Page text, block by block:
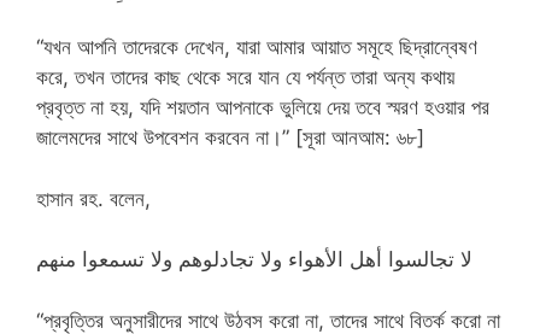
“যখন আপনি তাদেরকে দেখেন, যারা আমার আয়াত সমূহে ছিদ্রান্বেষণ
করে, তখন তাদের কাছ থেকে সরে যান যে পর্যন্ত তারা অন্য কথায়
প্রবৃত্ত না হয়, যদি শয়তান আপনাকে ভুলিয়ে দেয় তবে স্মরণ হওয়ার পর
জালেমদের সাথে উপবেশন করবেন না।” [সূরা আনআম: ৬৮]
হাসান রহ. বলেন,
لا تجالسوا أهل الأهواء ولا تجادلوهم ولا تسمعوا منهم
“প্রবৃত্তির অনুসারীদের সাথে উঠবস করো না, তাদের সাথে বিতর্ক করো না